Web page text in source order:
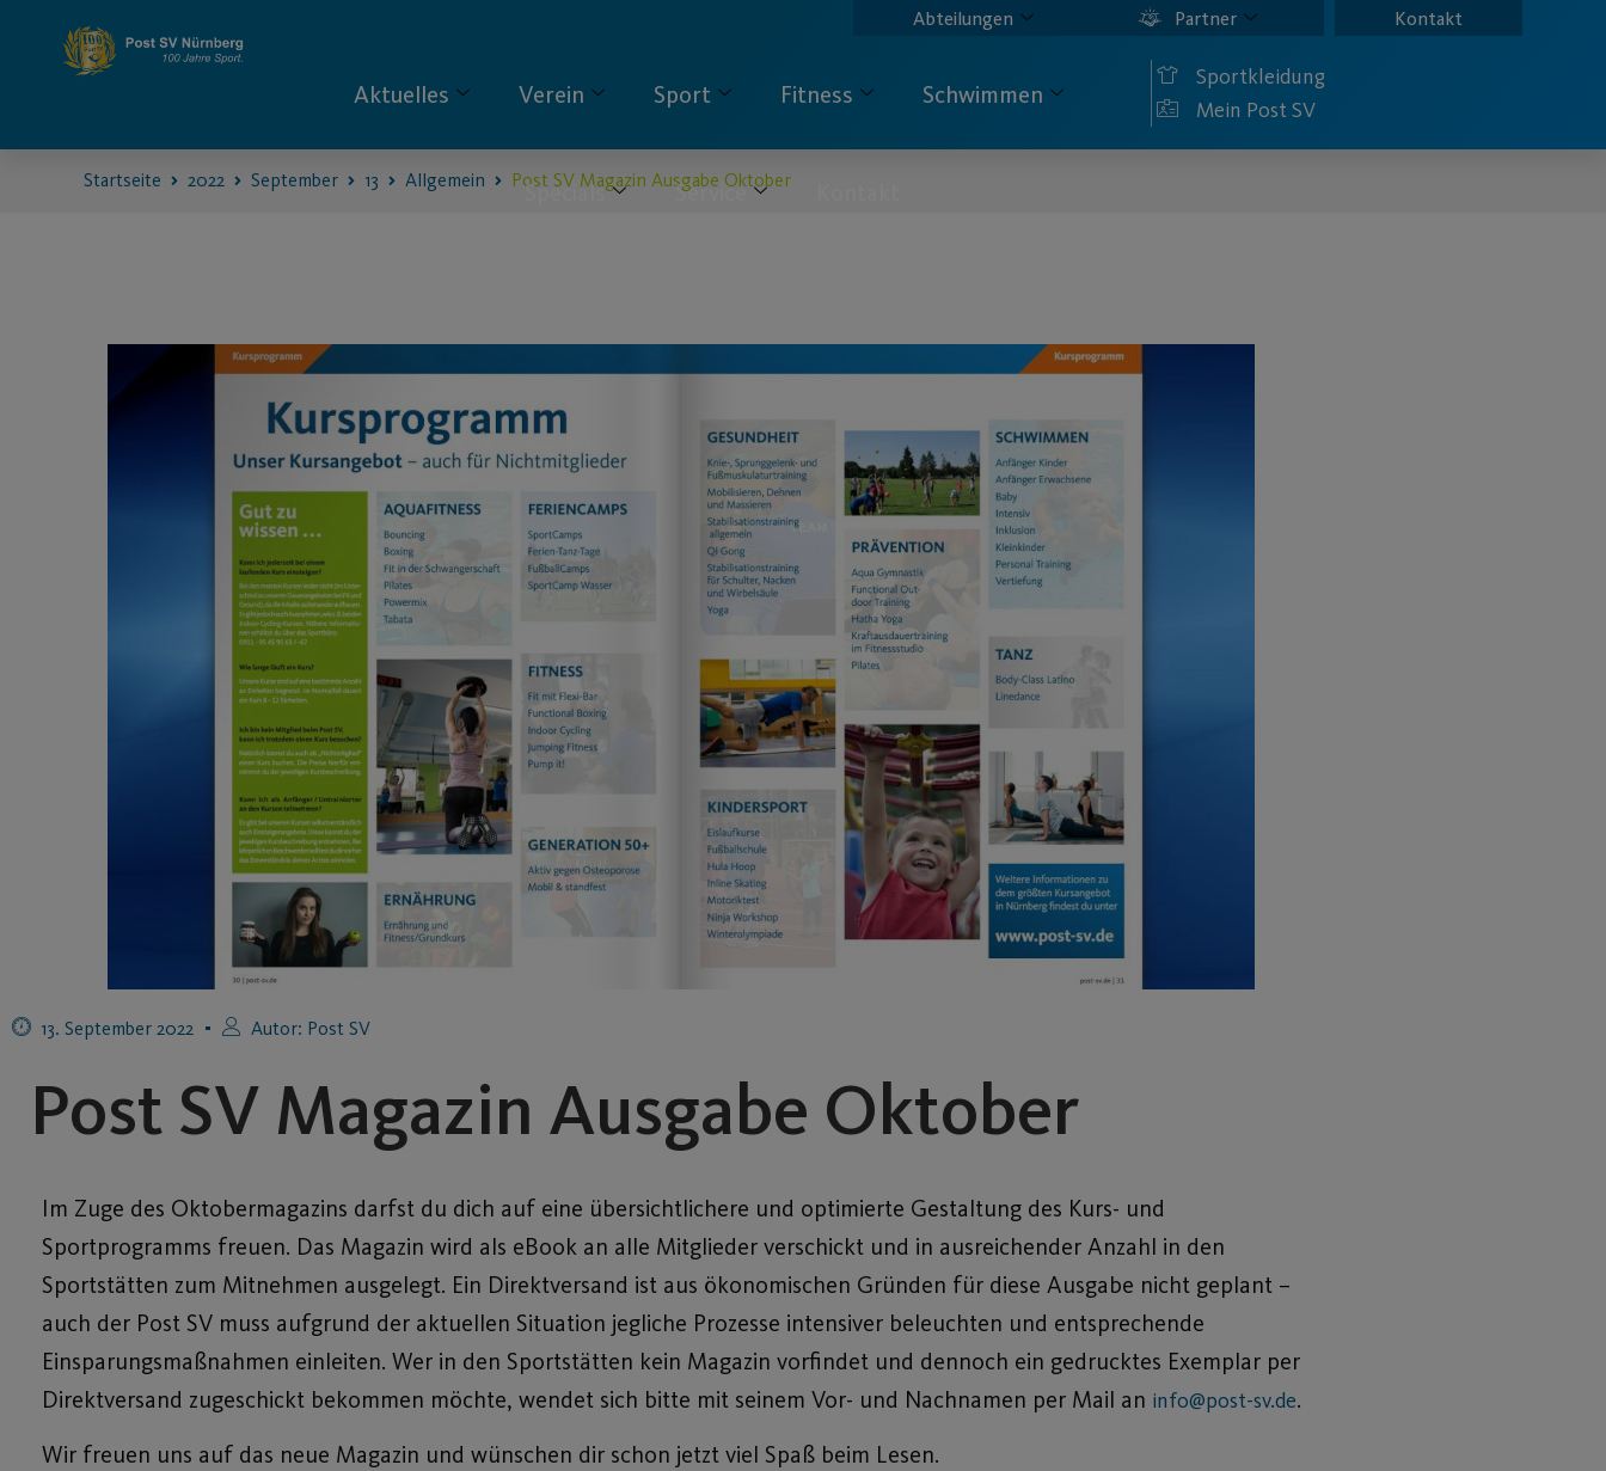
Abteilungen Partner Kontakt
Aktuelles Verein Sport Fitness Schwimmen
Specials Service
Sportkleidung
Mein Post SV
Startseite 2022 September 13 Allgemein Post SV Magazin Ausgabe Oktober
13. September 2022 Autor: Post SV
Post SV Magazin Ausgabe Oktober
Im Zuge des Oktobermagazins darfst du dich auf eine übersichtlichere und optimierte Gestaltung des Kurs- und
Sportprogramms freuen. Das Magazin wird als eBook an alle Mitglieder verschickt und in ausreichender Anzahl in den
Sportstätten zum Mitnehmen ausgelegt. Ein Direktversand ist aus ökonomischen Gründen für diese Ausgabe nicht geplant –
auch der Post SV muss aufgrund der aktuellen Situation jegliche Prozesse intensiver beleuchten und entsprechende
Einsparungsmaßnahmen einleiten. Wer in den Sportstätten kein Magazin vorfindet und dennoch ein gedrucktes Exemplar per
Direktversand zugeschickt bekommen möchte, wendet sich bitte mit seinem Vor- und Nachnamen per Mail an info@post-sv.de.
Wir freuen uns auf das neue Magazin und wünschen dir schon jetzt viel Spaß beim Lesen.